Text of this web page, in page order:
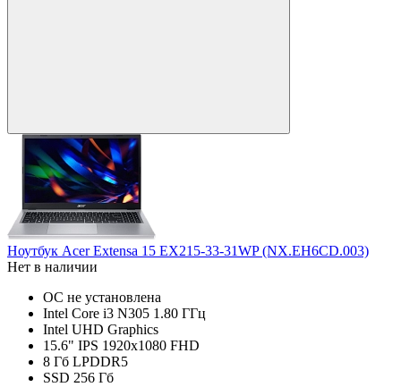
Ноутбук Acer Extensa 15 EX215-33-31WP (NX.EH6CD.003)
Нет в наличии
ОС не установлена
Intel Core i3 N305 1.80 ГГц
Intel UHD Graphics
15.6" IPS 1920x1080 FHD
8 Гб LPDDR5
SSD 256 Гб